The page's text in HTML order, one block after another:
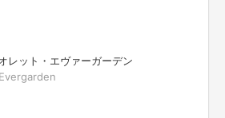
レット・エヴァーガーデン